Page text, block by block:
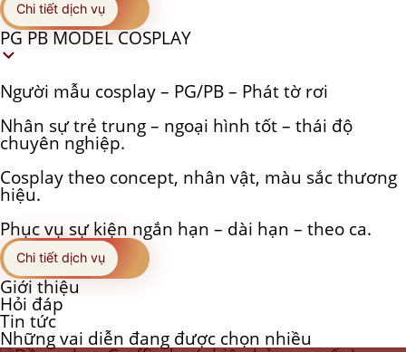
Chi tiết dịch vụ
PG PB MODEL COSPLAY
Người mẫu cosplay – PG/PB – Phát tờ rơi
Nhân sự trẻ trung – ngoại hình tốt – thái độ
chuyên nghiệp.
Cosplay theo concept, nhân vật, màu sắc thương
hiệu.
Phục vụ sự kiện ngắn hạn – dài hạn – theo ca.
Chi tiết dịch vụ
Giới thiệu
Hỏi đáp
Tin tức
Những vai diễn đang được chọn nhiều